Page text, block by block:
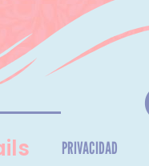
PRIVACIDAD